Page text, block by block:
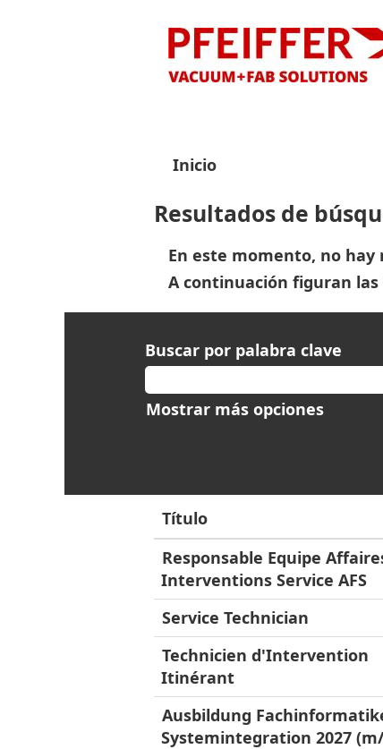
Inicio
Resultados de
En este momento, no
A continuación figuran
Buscar por palabra clave
Mostrar más opciones
Título
Responsable Equipe
Interventions Service AFS
Service Technician
Technicien d'Intervention
Itinérant
Ausbildung
Systemintegration 2027